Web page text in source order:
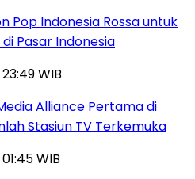
Pop Indonesia Rossa untuk
Pasar Indonesia
WIB
Alliance Pertama di
Stasiun TV Terkemuka
WIB